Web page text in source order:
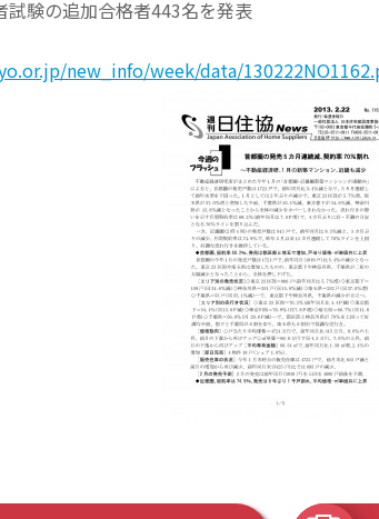
験の追加合格者443名を発表
new_info/week/data/